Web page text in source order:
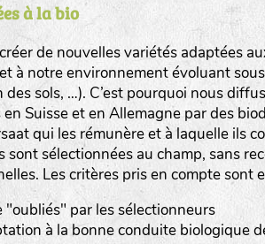
à la bio
de nouvelles variétés adaptées
à notre environnement évoluant
sols, …). C’est pourquoi nous
Suisse et en Allemagne par des
qui les rémunère et à laquelle ils
sélectionnées au champ, sans
Les critères pris en compte sont
par les sélectionneurs
à la bonne conduite biologique
www.bingenheimersaatgut.de